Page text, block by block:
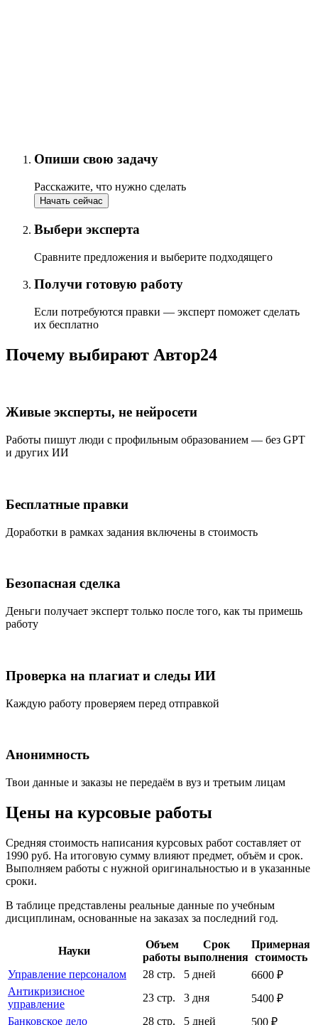
Опиши свою задачу
Расскажите, что нужно сделать
Начать сейчас
Выбери эксперта
Сравните предложения и выберите подходящего
Получи готовую работу
Если потребуются правки — эксперт поможет сделать
их бесплатно
Почему выбирают Автор24
Живые эксперты, не нейросети
Работы пишут люди с профильным образованием — без GPT
и других ИИ
Бесплатные правки
Доработки в рамках задания включены в стоимость
Безопасная сделка
Деньги получает эксперт только после того, как ты примешь
работу
Проверка на плагиат и следы ИИ
Каждую работу проверяем перед отправкой
Анонимность
Твои данные и заказы не передаём в вуз и третьим лицам
Цены на курсовые работы
Средняя стоимость написания курсовых работ составляет от
1990 руб. На итоговую сумму влияют предмет, объём и срок.
Выполняем работы с нужной оригинальностью и в указанные
сроки.
В таблице представлены реальные данные по учебным
дисциплинам, основанные на заказах за последний год.
Науки
Объем
работы
Срок
выполнения
Примерная
стоимость
Управление персоналом
28 стр. 5 дней
6600 ₽
Антикризисное
управление
23 стр. 3 дня
5400 ₽
Банковское дело
28 стр. 5 дней 500 ₽